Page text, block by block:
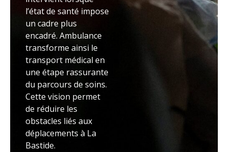
l’état de santé impose
un cadre plus
encadré. Ambulance
transforme ainsi le
transport médical en
une étape rassurante
du parcours de soins.
Cette vision permet
de réduire les
obstacles liés aux
déplacements à La
Bastide.